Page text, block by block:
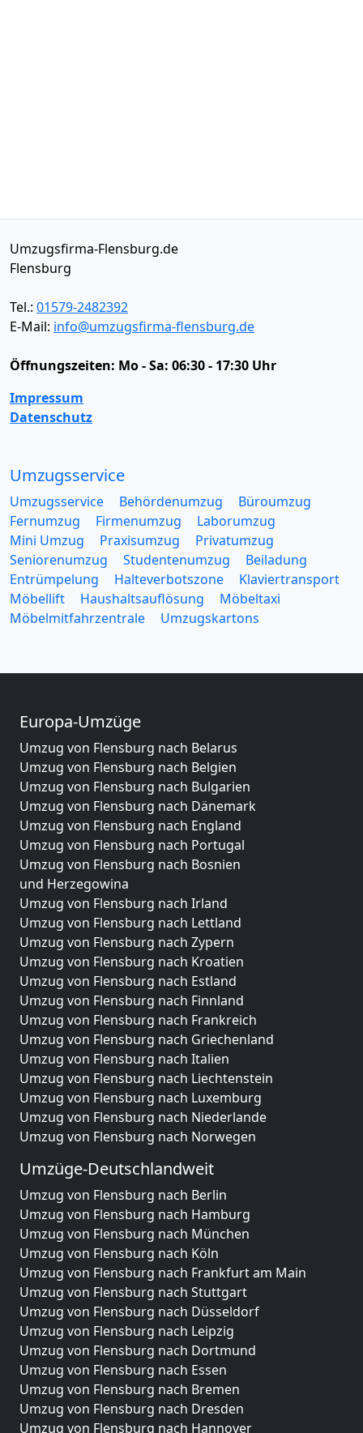
Umzugsfirma-Flensburg.de
Flensburg
Tel.: 01579-2482392
E-Mail: info@umzugsfirma-flensburg.de
Öffnungszeiten: Mo - Sa: 06:30 - 17:30 Uhr
Impressum
Datenschutz
Umzugsservice
Umzugsservice Behördenumzug
Büroumzug
Fernumzug
Firmenumzug
Laborumzug
Mini Umzug
Praxisumzug
Privatumzug
Seniorenumzug
Studentenumzug
Beiladung
Entrümpelung
Halteverbotszone
Klaviertransport
Möbellift
Haushaltsauflösung
Möbeltaxi
Möbelmitfahrzentrale
Umzugskartons
Europa-Umzüge
Umzug von Flensburg nach Belarus
Umzug von Flensburg nach Belgien
Umzug von Flensburg nach Bulgarien
Umzug von Flensburg nach Dänemark
Umzug von Flensburg nach England
Umzug von Flensburg nach Portugal
Umzug von Flensburg nach Bosnien
und Herzegowina
Umzug von Flensburg nach Irland
Umzug von Flensburg nach Lettland
Umzug von Flensburg nach Zypern
Umzug von Flensburg nach Kroatien
Umzug von Flensburg nach Estland
Umzug von Flensburg nach Finnland
Umzug von Flensburg nach Frankreich
Umzug von Flensburg nach Griechenland
Umzug von Flensburg nach Italien
Umzug von Flensburg nach Liechtenstein
Umzug von Flensburg nach Luxemburg
Umzug von Flensburg nach Niederlande
Umzug von Flensburg nach Norwegen
Umzüge-Deutschlandweit
Umzug von Flensburg nach Berlin
Umzug von Flensburg nach Hamburg
Umzug von Flensburg nach München
Umzug von Flensburg nach Köln
Umzug von Flensburg nach Frankfurt am Main
Umzug von Flensburg nach Stuttgart
Umzug von Flensburg nach Düsseldorf
Umzug von Flensburg nach Leipzig
Umzug von Flensburg nach Dortmund
Umzug von Flensburg nach Essen
Umzug von Flensburg nach Bremen
Umzug von Flensburg nach Dresden
Umzug von Flensburg nach Hannover